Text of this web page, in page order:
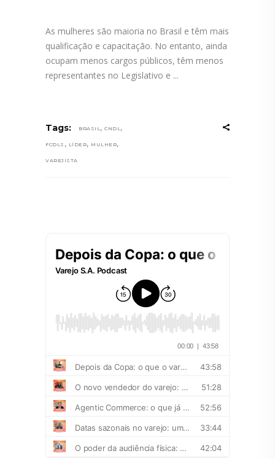
As mulheres são maioria no Brasil e têm mais
qualificação e capacitação. No entanto, ainda
ocupam menos cargos públicos, têm menos
representantes no Legislativo e
Tags: BRASIL , CNDL ,
FCDLS , LÍDER, MULHER,
VAREJISTA